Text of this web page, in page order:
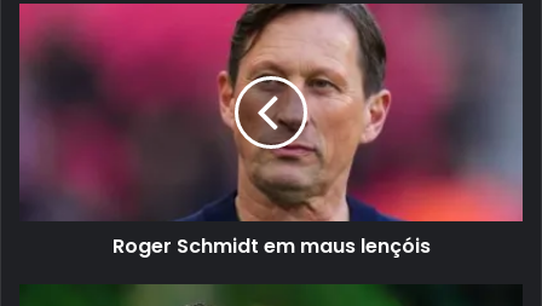
Roger Schmidt em maus lençóis